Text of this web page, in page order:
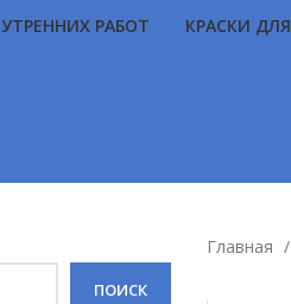
РАБОТ КРАСКИ
ПОИСК
Главная